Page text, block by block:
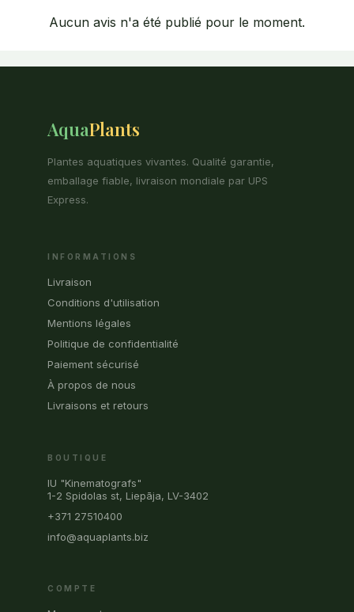
Aucun avis n'a été publié pour le moment.
AquaPlants
Plantes aquatiques vivantes. Qualité garantie,
emballage fiable, livraison mondiale par UPS
Express.
INFORMATIONS
Livraison
Conditions d'utilisation
Mentions légales
Politique de confidentialité
Paiement sécurisé
À propos de nous
Livraisons et retours
BOUTIQUE
IU "Kinematografs"
1-2 Spidolas st, Liepāja, LV-3402
+371 27510400
info@aquaplants.biz
COMPTE